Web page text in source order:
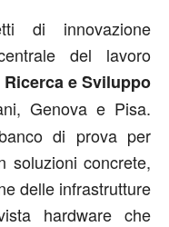
di innovazione
del lavoro
e Sviluppo
Genova e Pisa.
di prova per
soluzioni concrete,
delle infrastrutture
hardware che